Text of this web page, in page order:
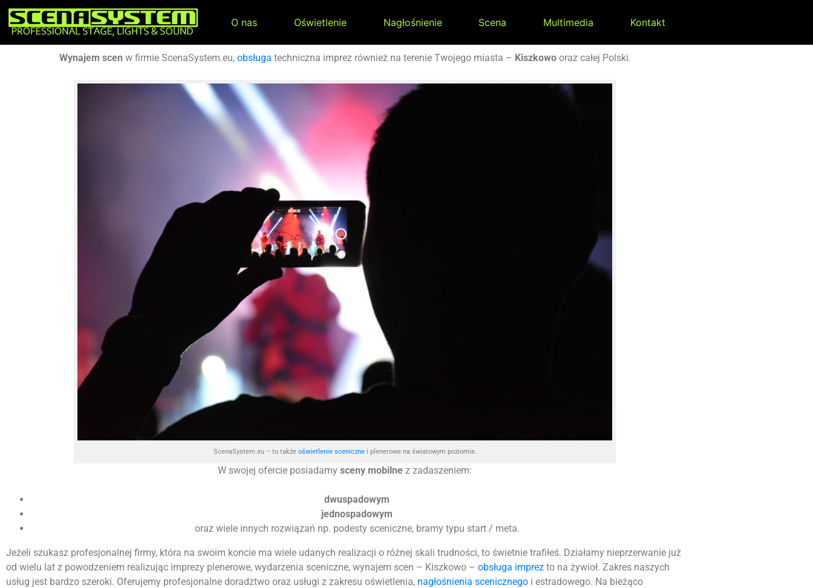
O nas Oświetlenie Nagłośnienie Scena Multimedia Kontakt
Wynajem scen w firmie ScenaSystem.eu, obsługa techniczna imprez również na terenie Twojego miasta – Kiszkowo oraz całej Polski.
ScenaSystem.eu – to także oświetlenie scenicznei plenerowe na światowym poziomie.
W swojej ofercie posiadamy sceny mobilne z zadaszeniem:
dwuspadowym
jednospadowym
oraz wiele innych rozwiązań np. podesty sceniczne, bramy typu start / meta.
Jeżeli szukasz profesjonalnej firmy, która na swoim koncie ma wiele udanych realizacji o różnej skali trudności, to świetnie trafiłeś. Działamy nieprzerwanie już
od wielu lat z powodzeniem realizując imprezy plenerowe, wydarzenia sceniczne, wynajem scen – Kiszkowo – obsługa imprez to na żywioł. Zakres naszych
usług jest bardzo szeroki. Oferujemy profesjonalne doradztwo oraz usługi z zakresu oświetlenia, nagłośnienia scenicznego i estradowego. Na bieżąco